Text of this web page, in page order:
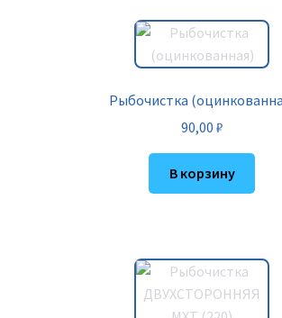
Рыбочистка
90,00 ₽
В корзину